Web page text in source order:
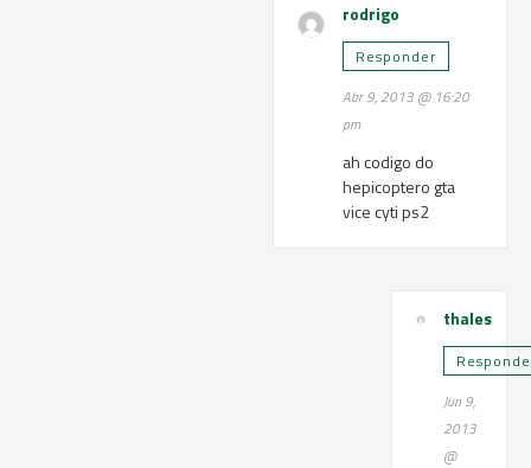
rodrigo
Responder
Abr 9, 2013 @ 16:20
pm
ah codigo do
hepicoptero gta
vice cyti ps2
thales
Jun 9,
2013
@